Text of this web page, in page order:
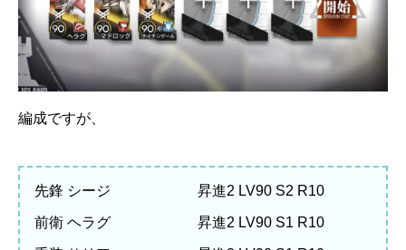
編成ですが、
先鋒 シージ 昇進2 LV90 S2 R10
前衛 ヘラグ 昇進2 LV90 S1 R10